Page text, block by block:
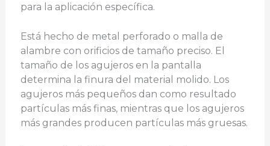
para la aplicación específica.
Está hecho de metal perforado o malla de
alambre con orificios de tamaño preciso. El
tamaño de los agujeros en la pantalla
determina la finura del material molido. Los
agujeros más pequeños dan como resultado
partículas más finas, mientras que los agujeros
más grandes producen partículas más gruesas.